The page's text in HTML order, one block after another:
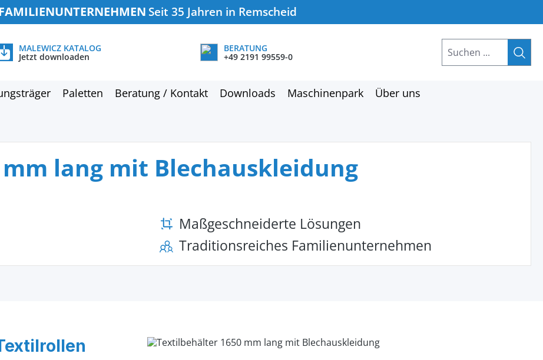
Seit 35 Jahren in Remscheid
MALEWICZ KATALOG
Jetzt downloaden
BERATUNG
+49 2191 99559-0
Paletten Beratung / Kontakt Downloads Maschinenpark Über uns
lang mit Blechauskleidung
Maßgeschneiderte Lösungen
Traditionsreiches Familienunternehmen